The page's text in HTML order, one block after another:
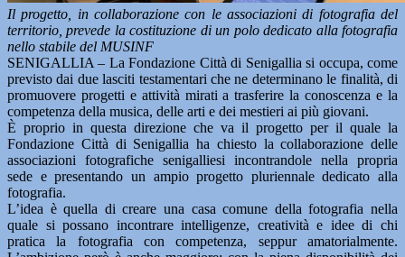
Il progetto, in collaborazione con le associazioni di fotografia del
territorio, prevede la costituzione di un polo dedicato alla fotografia
nello stabile del MUSINF
SENIGALLIA – La Fondazione Città di Senigallia si occupa, come
previsto dai due lasciti testamentari che ne determinano le finalità, di
promuovere progetti e attività mirati a trasferire la conoscenza e la
competenza della musica, delle arti e dei mestieri ai più giovani.
È proprio in questa direzione che va il progetto per il quale la
Fondazione Città di Senigallia ha chiesto la collaborazione delle
associazioni fotografiche senigalliesi incontrandole nella propria
sede e presentando un ampio progetto pluriennale dedicato alla
fotografia.
L’idea è quella di creare una casa comune della fotografia nella
quale si possano incontrare intelligenze, creatività e idee di chi
pratica la fotografia con competenza, seppur amatorialmente.